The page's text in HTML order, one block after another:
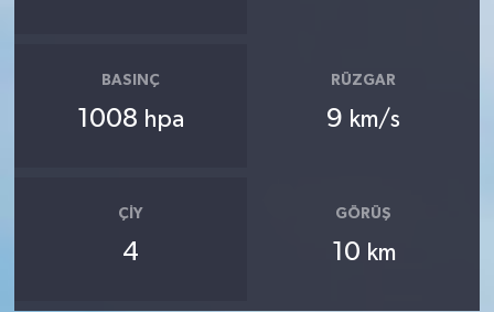
BASINÇ
1008 hpa
RÜZGAR
9 km/s
ÇIY
4
GÖRÜŞ
10 km